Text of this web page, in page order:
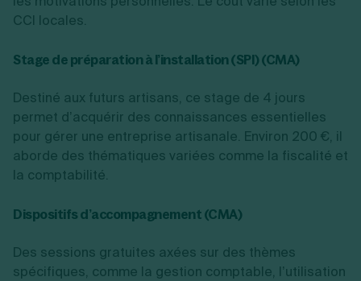
CCI locales.
Stage de préparation à l’installation (SPI) (CMA)
Destiné aux futurs artisans, ce stage de 4 jours
permet d’acquérir des connaissances essentielles
pour gérer une entreprise artisanale. Environ 200 €, il
aborde des thématiques variées comme la fiscalité et
la comptabilité.
Dispositifs d’accompagnement (CMA)
Des sessions gratuites axées sur des thèmes
spécifiques, comme la gestion comptable, l’utilisation